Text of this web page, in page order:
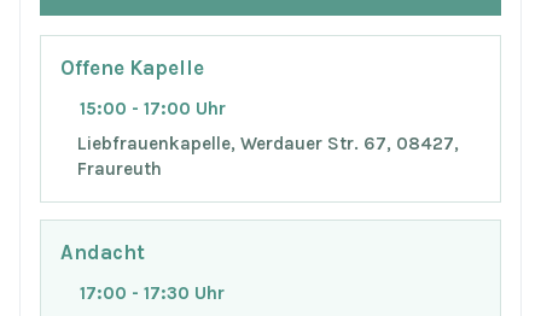
Offene Kapelle
15:00 - 17:00 Uhr
Liebfrauenkapelle, Werdauer Str. 67, 08427,
Fraureuth
Andacht
17:00 - 17:30 Uhr